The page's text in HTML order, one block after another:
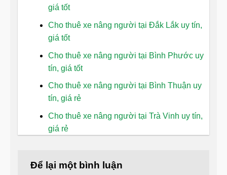
giá tốt
Cho thuê xe nâng người tại Đắk Lắk uy tín,
giá tốt
Cho thuê xe nâng người tại Bình Phước uy
tín, giá tốt
Cho thuê xe nâng người tại Bình Thuận uy
tín, giá rẻ
Cho thuê xe nâng người tại Trà Vinh uy tín,
giá rẻ
Để lại một bình luận